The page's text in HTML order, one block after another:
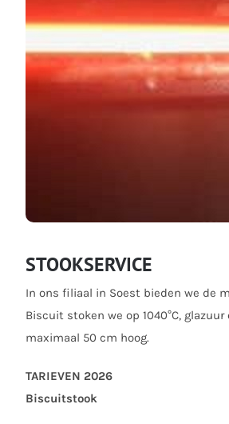
STOOKSERVICE
In ons filiaal in Soest bieden we de
Biscuit stoken we op 1040°C,
maximaal 50 cm hoog.
TARIEVEN 2026
Biscuitstook